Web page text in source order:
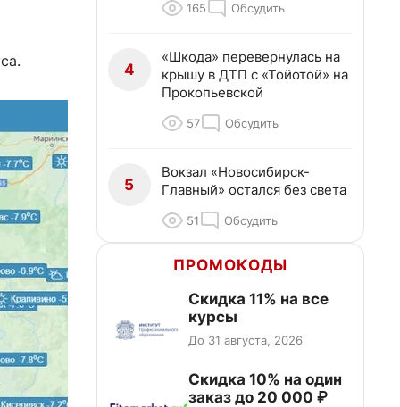
165 Обсудить
4
«Шкода» перевернулась на
крышу в ДТП с «Тойотой» на
Прокопьевской
57 Обсудить
5
Вокзал «Новосибирск-
Главный» остался без света
51 Обсудить
ПРОМОКОДЫ
Скидка 11% на все
курсы
До 31 августа, 2026
Скидка 10% на один
заказ до 20 000 ₽